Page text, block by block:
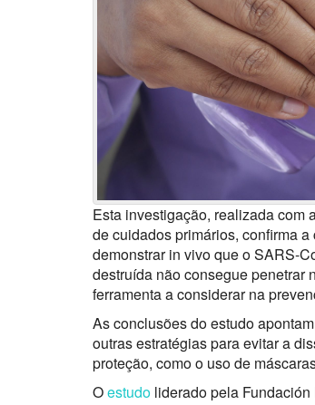
Esta investigação, realizada com
de cuidados primários, confirma
demonstrar in vivo que o SARS-
destruída não consegue penetrar
ferramenta a considerar na
As conclusões do estudo
outras estratégias para evitar a
proteção, como o uso de
Oestudo liderado pela